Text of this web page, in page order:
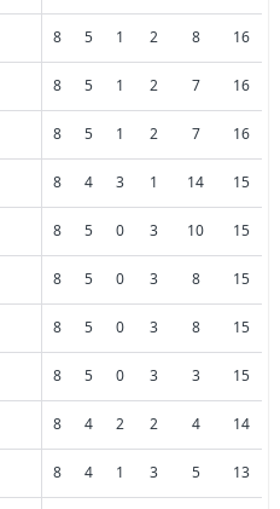
8 5 1 2 8 16
8 5 1 2 7 16
8 5 1 2 7 16
8 4 3 1 14 15
8 5 0 3 10 15
8 5 0 3 8 15
8 5 0 3 8 15
8 5 0 3 3 15
8 4 2 2 4 14
8 4 1 3 5 13